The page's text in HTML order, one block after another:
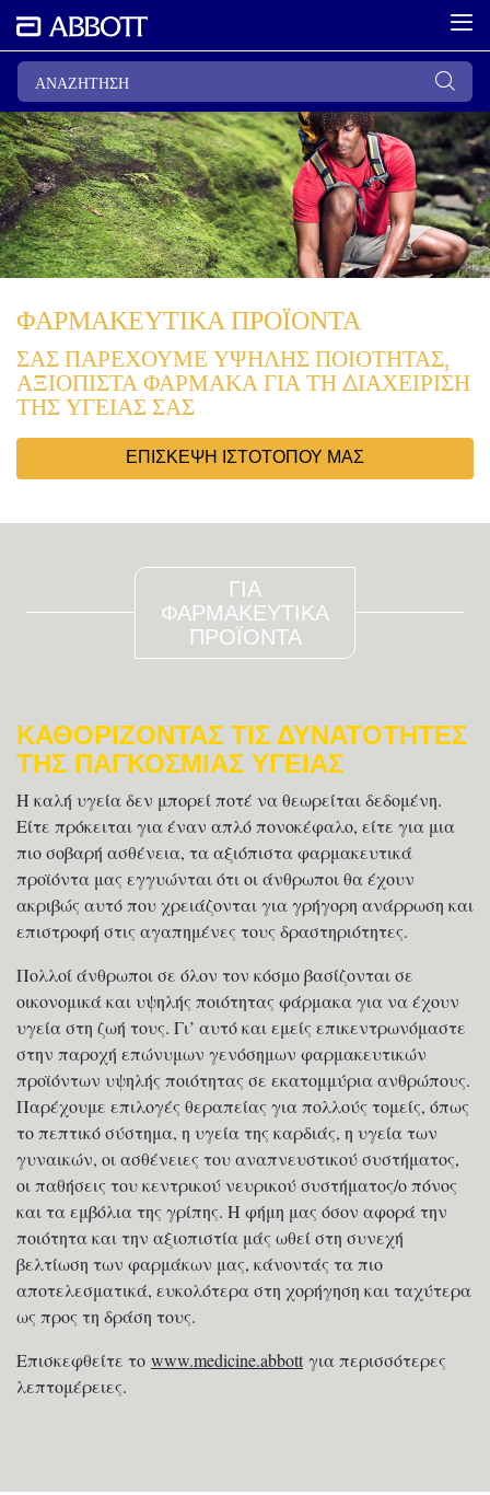
ΦΑΡΜΑΚΕΥΤΙΚΑ ΠΡΟΪΟΝΤΑ
ΣΑΣ ΠΑΡΕΧΟΥΜΕ ΥΨΗΛΗΣ ΠΟΙΟΤΗΤΑΣ,
ΑΞΙΟΠΙΣΤΑ ΦΑΡΜΑΚΑ ΓΙΑ ΤΗ ΔΙΑΧΕΙΡΙΣΗ
ΤΗΣ ΥΓΕΙΑΣ ΣΑΣ
ΕΠΙΣΚΕΨΗ ΙΣΤΟΤΟΠΟΥ ΜΑΣ
ΓΙΑ
ΦΑΡΜΑΚΕΥΤΙΚΑ
ΠΡΟΪΟΝΤΑ
ΚΑΘΟΡΙΖΟΝΤΑΣ ΤΙΣ ΔΥΝΑΤΟΤΗΤΕΣ
ΤΗΣ ΠΑΓΚΟΣΜΙΑΣ ΥΓΕΙΑΣ
Η καλή υγεία δεν μπορεί ποτέ να θεωρείται δεδομένη.
Είτε πρόκειται για έναν απλό πονοκέφαλο, είτε για μια
πιο σοβαρή ασθένεια, τα αξιόπιστα φαρμακευτικά
προϊόντα μας εγγυώνται ότι οι άνθρωποι θα έχουν
ακριβώς αυτό που χρειάζονται για γρήγορη ανάρρωση και
επιστροφή στις αγαπημένες τους δραστηριότητες.
Πολλοί άνθρωποι σε όλον τον κόσμο βασίζονται σε
οικονομικά και υψηλής ποιότητας φάρμακα για να έχουν
υγεία στη ζωή τους. Γι’ αυτό και εμείς επικεντρωνόμαστε
στην παροχή επώνυμων γενόσημων φαρμακευτικών
προϊόντων υψηλής ποιότητας σε εκατομμύρια ανθρώπους.
Παρέχουμε επιλογές θεραπείας για πολλούς τομείς, όπως
το πεπτικό σύστημα, η υγεία της καρδιάς, η υγεία των
γυναικών, οι ασθένειες του αναπνευστικού συστήματος,
οι παθήσεις του κεντρικού νευρικού συστήματος/ο πόνος
και τα εμβόλια της γρίπης. Η φήμη μας όσον αφορά την
ποιότητα και την αξιοπιστία μάς ωθεί στη συνεχή
βελτίωση των φαρμάκων μας, κάνοντάς τα πιο
αποτελεσματικά, ευκολότερα στη χορήγηση και ταχύτερα
ως προς τη δράση τους.
Επισκεφθείτε το www.medicine.abbott για περισσότερες
λεπτομέρειες.